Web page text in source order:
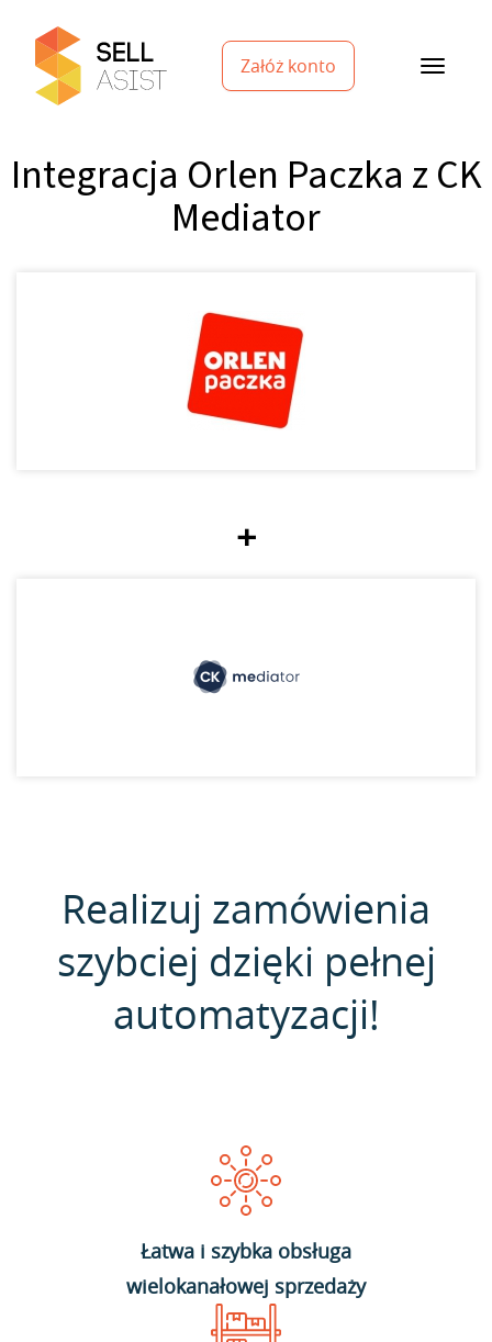
Załóż konto
Integracja Orlen Paczka z CK
Mediator
+
Realizuj zamówienia
szybciej dzięki pełnej
automatyzacji!
Łatwa i szybka obsługa
wielokanałowej sprzedaży